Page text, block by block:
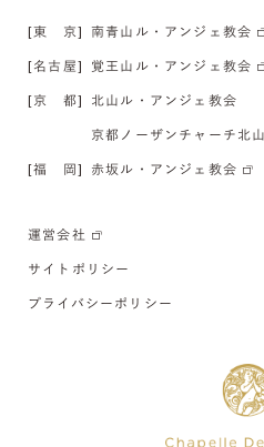
[東 京] 南青山ル・アンジェ教会
[名古屋] 覚王山ル・アンジェ教会
[京 都] 北山ル・アンジェ教会
京都ノーザンチャーチ北
[福 岡] 赤坂ル・アンジェ教会
運営会社
サイトポリシー
プライバシーポリシー